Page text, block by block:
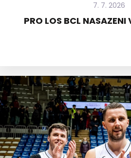
7. 7. 2026
PRO LOS BCL NASAZENI